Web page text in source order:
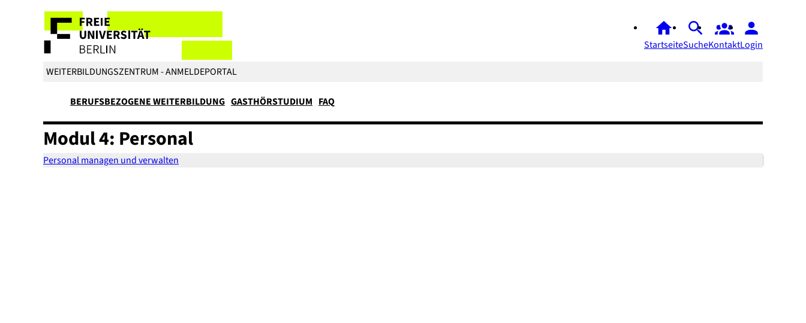
StartseiteSucheKontaktLogin
WEITERBILDUNGSZENTRUM - ANMELDEPORTAL
BERUFSBEZOGENE WEITERBILDUNG GASTHÖRSTUDIUM FAQ
Modul 4: Personal
Personal managen und verwalten